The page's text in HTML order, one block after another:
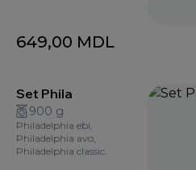
649,00 MDL
Set Phila
900 g
Philadelphia ebi,
Philadelphia avo,
Philadelphia classic.